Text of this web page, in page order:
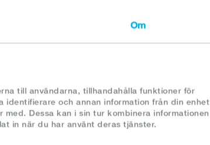
Om
till användarna, tillhandahålla funktioner för
identifierare och annan information från din enhet
Dessa kan i sin tur kombinera informationen
in när du har använt deras tjänster.
g
g
g